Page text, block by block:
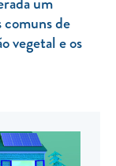
de
vegetal e os